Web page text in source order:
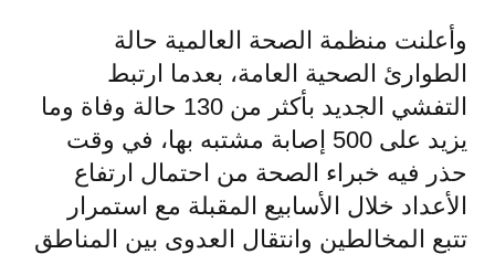
وأعلنت منظمة الصحة العالمية حالة
الطوارئ الصحية العامة، بعدما ارتبط
التفشي الجديد بأكثر من 130 حالة وفاة وما
يزيد على 500 إصابة مشتبه بها، في وقت
حذر فيه خبراء الصحة من احتمال ارتفاع
الأعداد خلال الأسابيع المقبلة مع استمرار
تتبع المخالطين وانتقال العدوى بين المناطق